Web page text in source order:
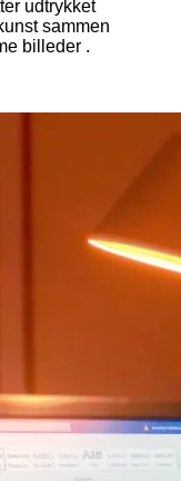
udtrykket
sammen
billeder .